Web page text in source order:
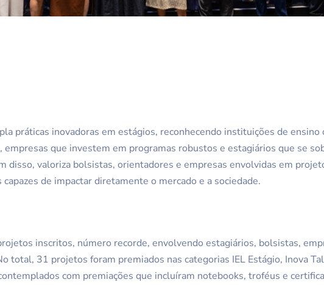
práticas inovadoras em estágios, reconhecendo instituições de ensino
empresas que investem em programas robustos e estagiários que se
disso, valoriza bolsistas, orientadores e empresas envolvidas em
de impactar diretamente o mercado e a sociedade.
inscritos, número recorde, envolvendo estagiários, bolsistas,
total, 31 projetos foram premiados nas categorias IEL Estágio, Inova
com premiações que incluíram notebooks, troféus e